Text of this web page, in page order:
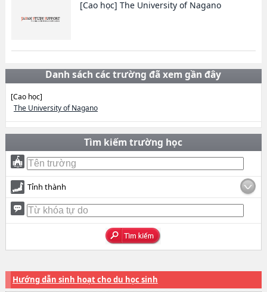
[Cao học] The University of Nagano
Danh sách các trường đã xem gần đây
[Cao học]
The University of Nagano
Tìm kiếm trường học
Tỉnh thành
Hướng dẫn sinh hoạt cho du học sinh